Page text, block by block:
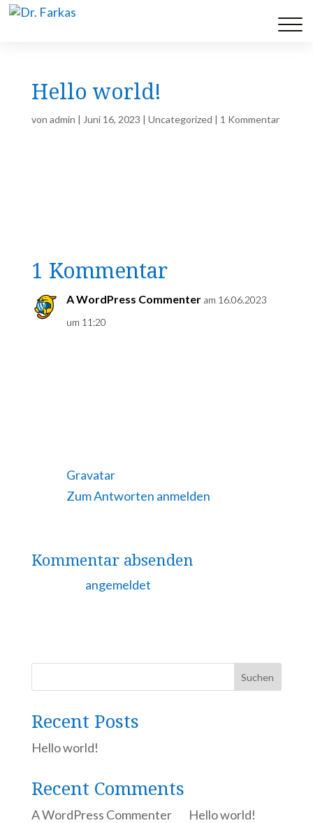
Hello world!
von admin | Juni 16, 2023 | Uncategorized | 1 Kommentar
1 Kommentar
A WordPress Commenter am 16.06.2023
um 11:20
Gravatar.
Zum Antworten anmelden
Kommentar absenden
angemeldet
Suchen
Recent Posts
Hello world!
Recent Comments
A WordPress Commenterzu Hello world!